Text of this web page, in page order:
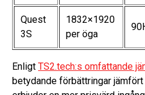
Quest
3S
1832×1920
per öga
Enligt TS2.tech:s omfattande
betydande förbättringar